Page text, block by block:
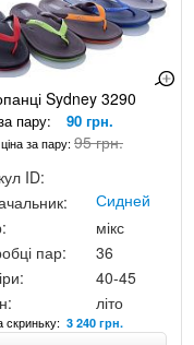
Sydney 3290
пару: 90 грн.
за пару:95 грн.
ID:
Сидней
мікс
пар:
36
40-45
літо
скриньку:3 240 грн.